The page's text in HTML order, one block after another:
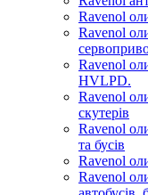
Ravenol
Ravenol
Ravenol
HVLPD.
Ravenol
скутерів
Ravenol
та бусів
Ravenol
Ravenol